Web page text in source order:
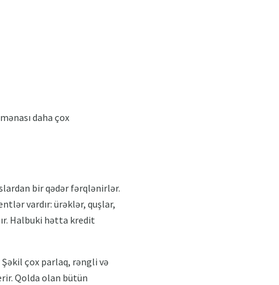
daha çox
bir qədər fərqlənirlər.
vardır: ürəklər, quşlar,
Halbuki hətta kredit
çox parlaq, rəngli və
Qolda olan bütün